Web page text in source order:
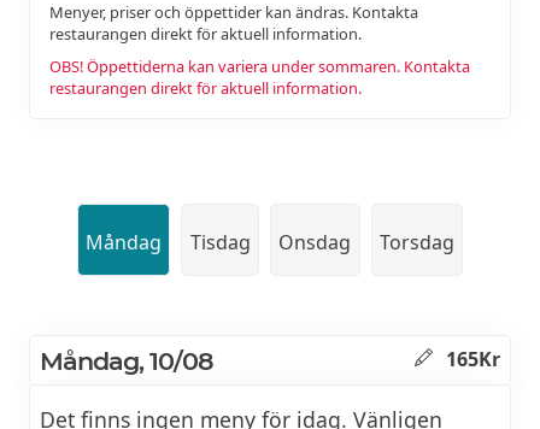
Menyer, priser och öppettider kan ändras. Kontakta
restaurangen direkt för aktuell information.
OBS! Öppettiderna kan variera under sommaren. Kontakta
restaurangen direkt för aktuell information.
Måndag Tisdag Onsdag Torsdag
Måndag, 10/08 165Kr
Det finns ingen meny för idag. Vänligen